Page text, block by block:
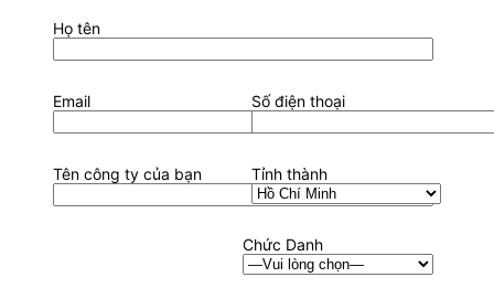
Họ tên
Email Số điện thoại
Tên công ty của bạn Tỉnh thành
Chức Danh